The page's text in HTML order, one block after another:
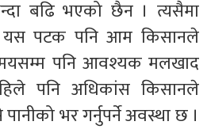
बढि भएको छैन । त्यसैमा
यस पटक पनि आम किसानले
पनि आवश्यक मलखाद
पनि अधिकांस किसानले
भर गर्नुपर्ने अवस्था छ ।